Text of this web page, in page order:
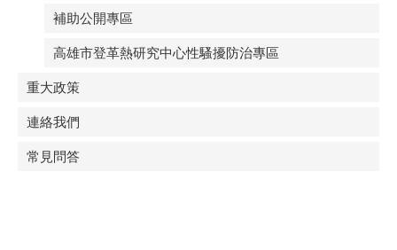
補助公開專區
高雄市登革熱研究中心性騷擾防治專區
重大政策
連絡我們
常見問答